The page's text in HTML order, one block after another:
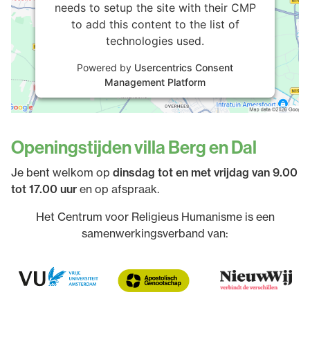
needs to setup the site with their CMP
to add this content to the list of
technologies used.
Powered by Usercentrics Consent
Management Platform
Openingstijden villa Berg en Dal
Je bent welkom op dinsdag tot en met vrijdag van 9.00
tot 17.00 uur en op afspraak.
Het Centrum voor Religieus Humanisme is een
samenwerkingsverband van: